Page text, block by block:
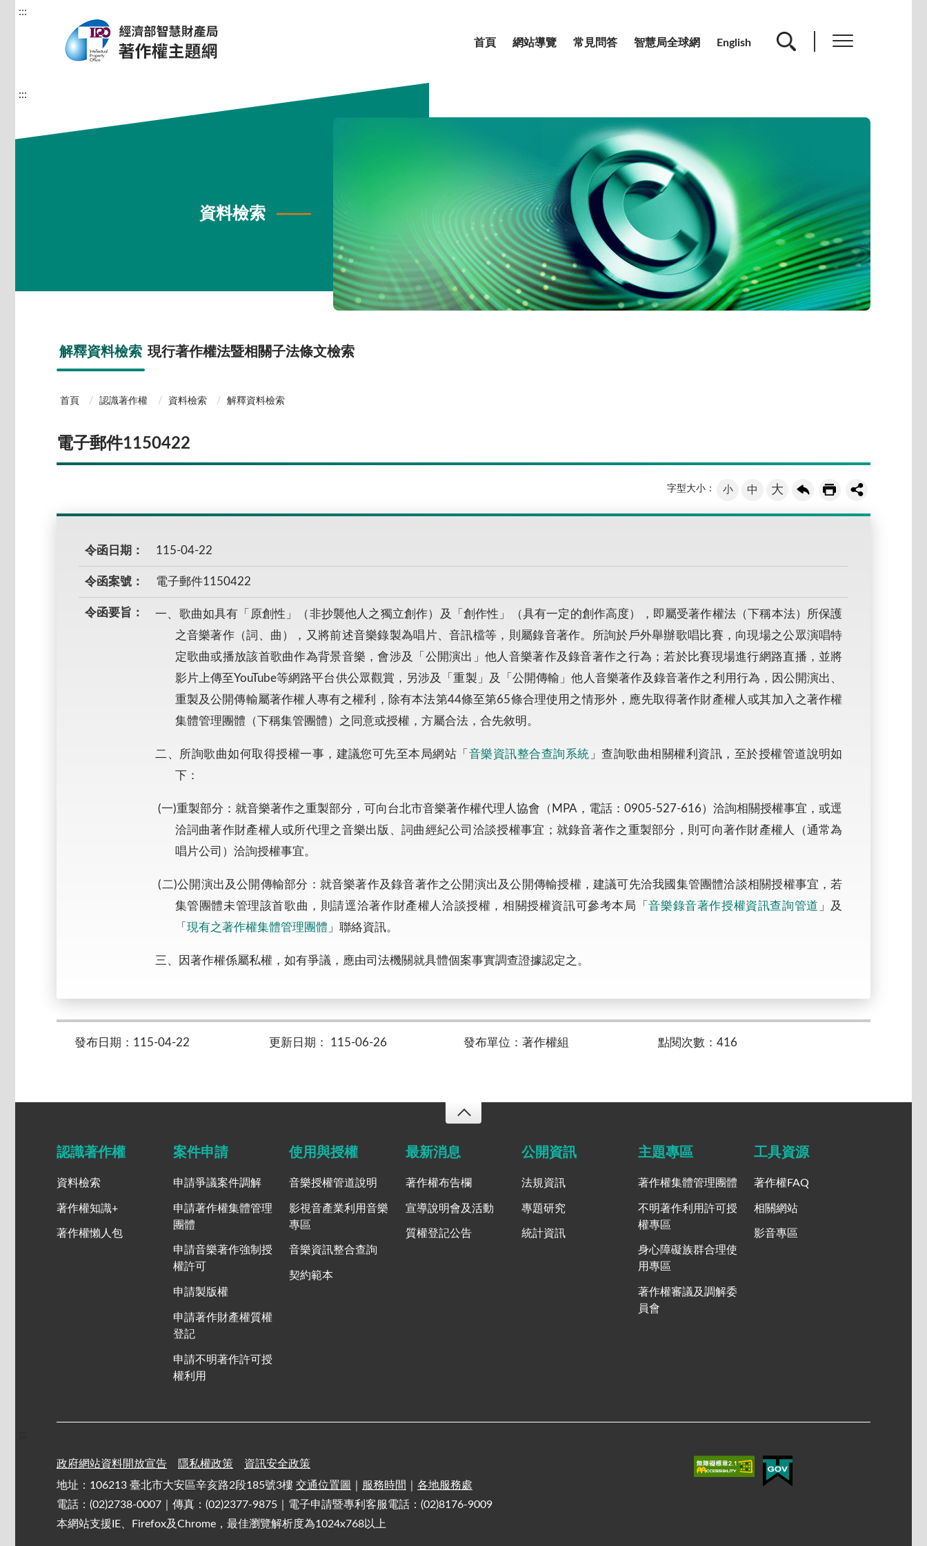
:::
首頁 網站導覽 常見問答 智慧局全球網 English
:::
資料檢索
解釋資料檢索 現行著作權法暨相關子法條文檢索
首頁 認識著作權 資料檢索 解釋資料檢索
電子郵件1150422
字型大小： 小 中 大
令函日期： 115-04-22
令函案號： 電子郵件1150422
令函要旨：
一、歌曲如具有「原創性」（非抄襲他人之獨立創作）及「創作性」（具有一定的創作高度），即屬受著作權法（下稱本法）所保護
之音樂著作（詞、曲），又將前述音樂錄製為唱片、音訊檔等，則屬錄音著作。所詢於戶外舉辦歌唱比賽，向現場之公眾演唱特
定歌曲或播放該首歌曲作為背景音樂，會涉及「公開演出」他人音樂著作及錄音著作之行為；若於比賽現場進行網路直播，並將
影片上傳至YouTube等網路平台供公眾觀賞，另涉及「重製」及「公開傳輸」他人音樂著作及錄音著作之利用行為，因公開演出、
重製及公開傳輸屬著作權人專有之權利，除有本法第44條至第65條合理使用之情形外，應先取得著作財產權人或其加入之著作權
集體管理團體（下稱集管團體）之同意或授權，方屬合法，合先敘明。
二、所詢歌曲如何取得授權一事，建議您可先至本局網站「 音樂資訊整合查詢系統 」查詢歌曲相關權利資訊，至於授權管道說明如
下：
(一)重製部分：就音樂著作之重製部分，可向台北市音樂著作權代理人協會（MPA，電話：0905-527-616）洽詢相關授權事宜，或逕
洽詞曲著作財產權人或所代理之音樂出版、詞曲經紀公司洽談授權事宜；就錄音著作之重製部分，則可向著作財產權人（通常為
唱片公司）洽詢授權事宜。
(二)公開演出及公開傳輸部分：就音樂著作及錄音著作之公開演出及公開傳輸授權，建議可先洽我國集管團體洽談相關授權事宜，若
集管團體未管理該首歌曲，則請逕洽著作財產權人洽談授權，相關授權資訊可參考本局「音樂錄音著作授權資訊查詢管道 」及
「 現有之著作權集體管理團體 」聯絡資訊。
三、因著作權係屬私權，如有爭議，應由司法機關就具體個案事實調查證據認定之。
發布日期：115-04-22 更新日期： 115-06-26 發布單位：著作權組 點閱次數：416
認識著作權
資料檢索
著作權知識+
著作權懶人包
案件申請
申請爭議案件調解
申請著作權集體管理
團體
申請音樂著作強制授
權許可
申請製版權
申請著作財產權質權
登記
申請不明著作許可授
權利用
使用與授權
音樂授權管道說明
影視音產業利用音樂
專區
音樂資訊整合查詢
契約範本
最新消息
著作權布告欄
宣導說明會及活動
質權登記公告
公開資訊
法規資訊
專題研究
統計資訊
主題專區
著作權集體管理團體
不明著作利用許可授
權專區
身心障礙族群合理使
用專區
著作權審議及調解委
員會
工具資源
著作權FAQ
相關網站
影音專區
政府網站資料開放宣告 隱私權政策
資訊安全政策
地址：106213 臺北市大安區辛亥路2段185號3樓 交通位置圖 服務時間
各地服務處
電話：(02)2738-0007｜傳真：(02)2377-9875｜電子申請暨專利客服電話：(02)8176-9009
本網站支援IE、Firefox及Chrome，最佳瀏覽解析度為1024x768以上